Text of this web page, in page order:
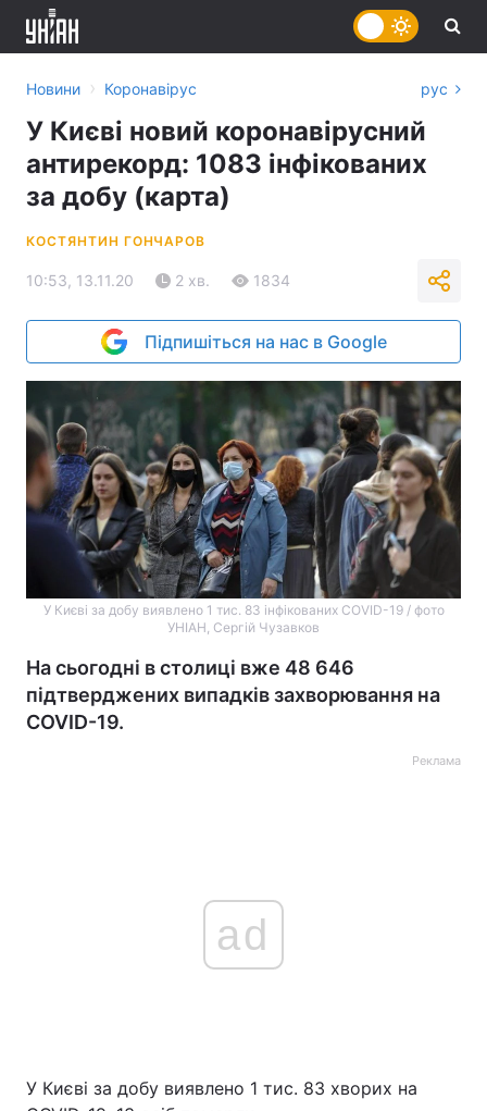
Новини › Коронавірус рус
У Києві новий коронавірусний
антирекорд: 1083 інфікованих
за добу (карта)
КОСТЯНТИН ГОНЧАРОВ
10:53, 13.11.20 2 хв. 1834
Підпишіться на нас в Google
У Києві за добу виявлено 1 тис. 83 інфікованих COVID-19 / фото
УНІАН, Сергій Чузавков
На сьогодні в столиці вже 48 646
підтверджених випадків захворювання на
COVID-19.
Реклама
ad
У Києві за добу виявлено 1 тис. 83 хворих на